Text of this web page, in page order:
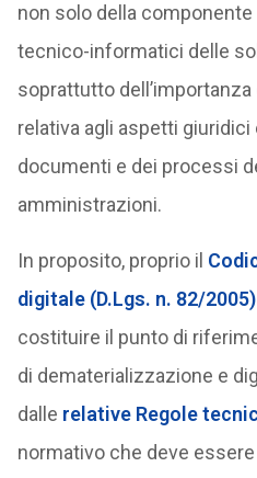
non solo della
tecnico-informatici delle
soprattutto
relativa agli aspetti
documenti e dei processi
amministrazioni.
In proposito, proprio il
digitale (D.Lgs. n. 82/2005)
costituire il punto di
di dematerializzazione e
dalle relative Regole
normativo che deve